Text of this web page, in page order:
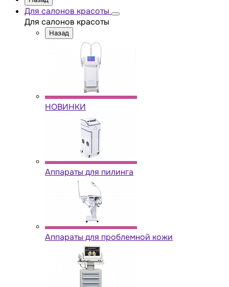
Для салонов красоты
Для салонов красоты
Назад
НОВИНКИ
Аппараты для пилинга
Аппараты для проблемной кожи